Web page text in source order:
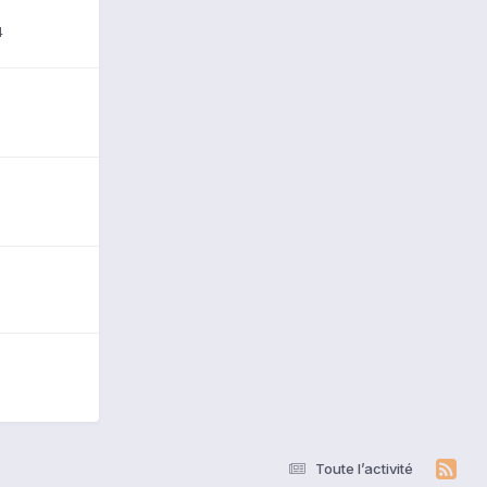
Toute l’activité